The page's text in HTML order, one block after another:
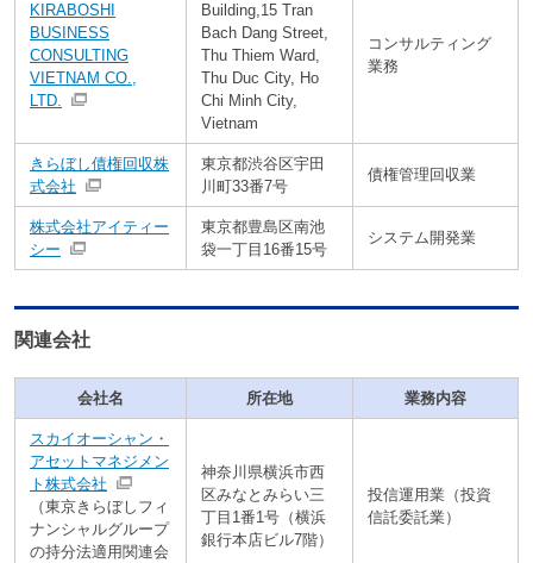
KIRABOSHI
BUSINESS
CONSULTING
VIETNAM CO.,
LTD.
Building,15 Tran
Bach Dang Street,
Thu Thiem Ward,
Thu Duc City, Ho
Chi Minh City,
Vietnam
コンサルティング
業務
きらぼし債権回収株
式会社
東京都渋谷区宇田
川町33番7号
債権管理回収業
株式会社アイティー
シー
東京都豊島区南池
袋一丁目16番15号
システム開発業
関連会社
会社名 所在地 業務内容
スカイオーシャン・
アセットマネジメン
ト株式会社
（東京きらぼしフィ
ナンシャルグループ
の持分法適用関連会
神奈川県横浜市西
区みなとみらい三
丁目1番1号（横浜
銀行本店ビル7階）
投信運用業（投資
信託委託業）